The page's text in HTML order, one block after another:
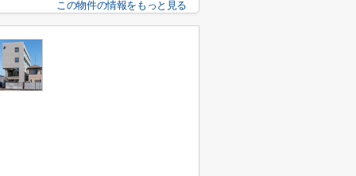
この物件の情報をもっと見る